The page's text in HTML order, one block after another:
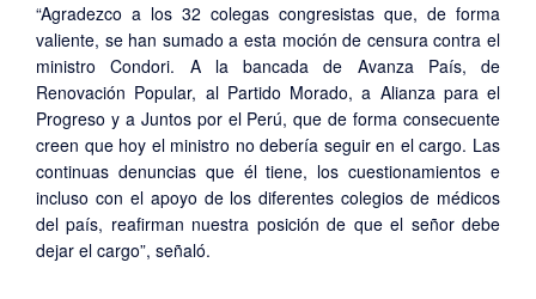
“Agradezco a los 32 colegas congresistas que, de forma
valiente, se han sumado a esta moción de censura contra el
ministro Condori. A la bancada de Avanza País, de
Renovación Popular, al Partido Morado, a Alianza para el
Progreso y a Juntos por el Perú, que de forma consecuente
creen que hoy el ministro no debería seguir en el cargo. Las
continuas denuncias que él tiene, los cuestionamientos e
incluso con el apoyo de los diferentes colegios de médicos
del país, reafirman nuestra posición de que el señor debe
dejar el cargo”, señaló.